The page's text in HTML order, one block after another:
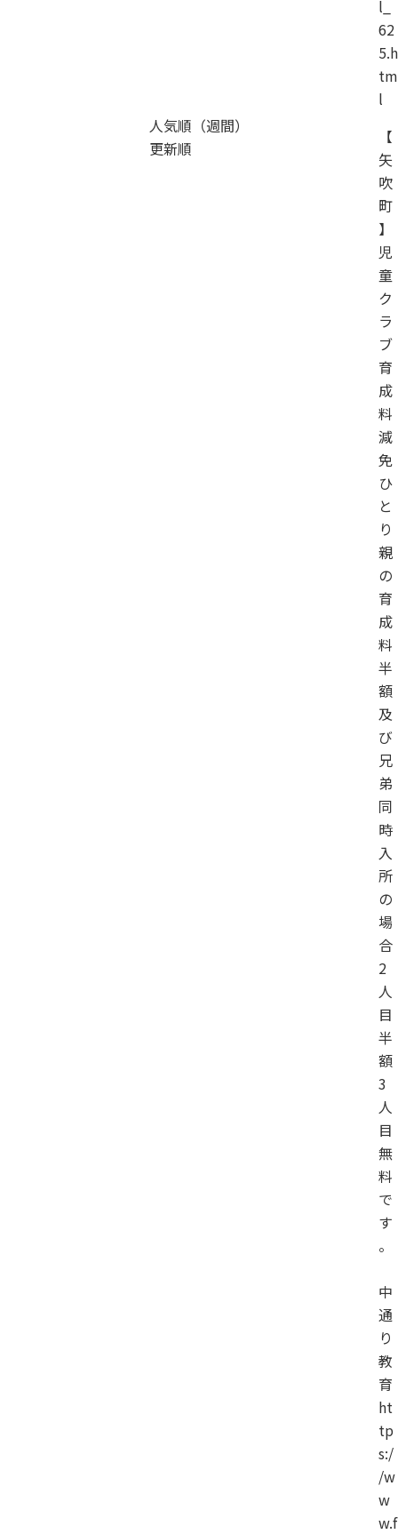
人気順（週間）
更新順
l_
62
5.h
tm
l
【
矢
吹
町
】
児
童
ク
ラ
ブ
育
成
料
減
免
ひ
と
り
親
の
育
成
料
半
額
及
び
兄
弟
同
時
入
所
の
場
合
2
人
目
半
額
3
人
目
無
料
で
す
。
中
通
り
教
育
ht
tp
s:/
/w
w
w.f